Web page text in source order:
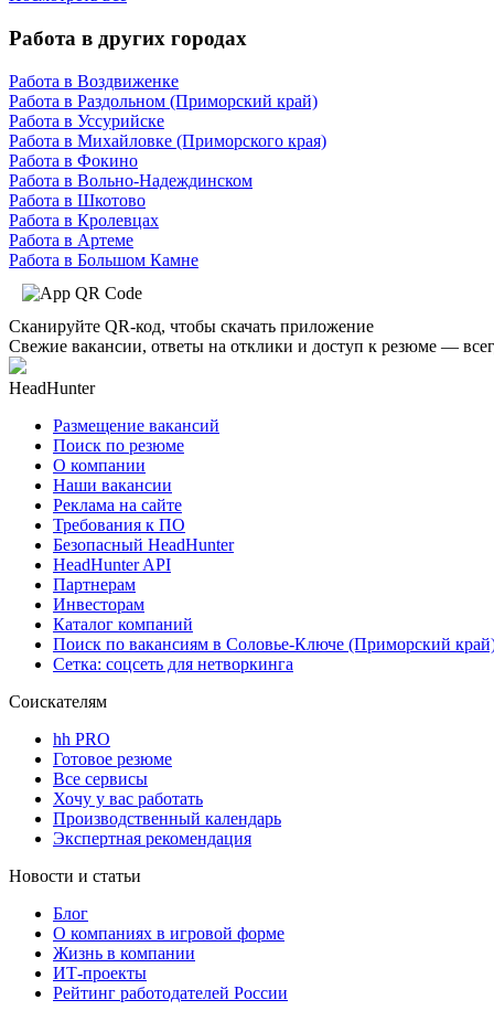
Работа в других городах
Работа в Воздвиженке
Работа в Раздольном (Приморский край)
Работа в Уссурийске
Работа в Михайловке (Приморского края)
Работа в Фокино
Работа в Вольно-Надеждинском
Работа в Шкотово
Работа в Кролевцах
Работа в Артеме
Работа в Большом Камне
Сканируйте QR-код, чтобы скачать приложение
Свежие вакансии, ответы на отклики и доступ к резюме —
HeadHunter
Размещение вакансий
Поиск по резюме
О компании
Наши вакансии
Реклама на сайте
Требования к ПО
Безопасный HeadHunter
HeadHunter API
Партнерам
Инвесторам
Каталог компаний
Поиск по вакансиям в Соловье-Ключе (Приморский
Сетка: соцсеть для нетворкинга
Соискателям
hh PRO
Готовое резюме
Все сервисы
Хочу у вас работать
Производственный календарь
Экспертная рекомендация
Новости и статьи
Блог
О компаниях в игровой форме
Жизнь в компании
ИТ-проекты
Рейтинг работодателей России